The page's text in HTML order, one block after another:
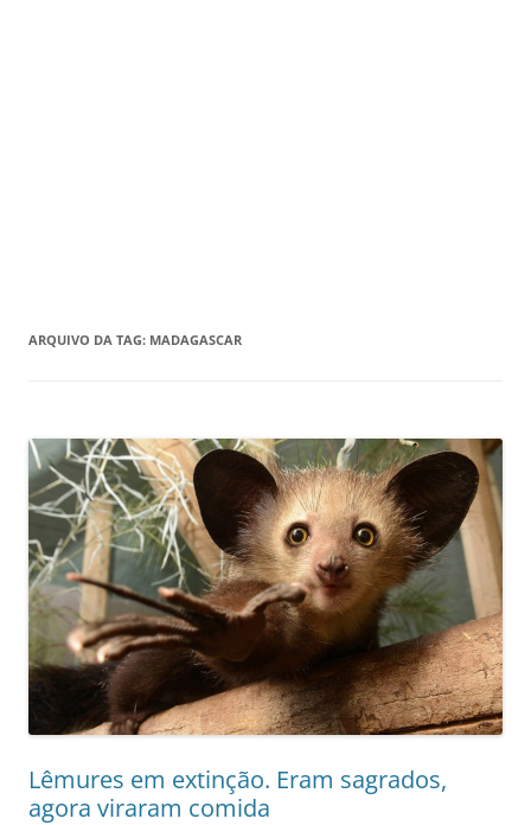
ARQUIVO DA TAG: MADAGASCAR
Lêmures em extinção. Eram sagrados,
agora viraram comida